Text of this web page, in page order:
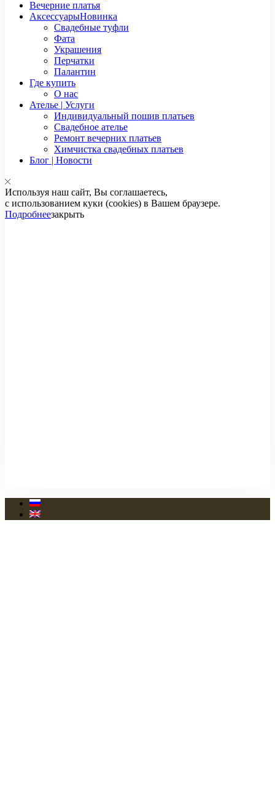
Вечерние платья
АксессуарыНовинка
Свадебные туфли
Фата
Украшения
Перчатки
Палантин
Где купить
О нас
Ателье | Услуги
Индивидуальный пошив платьев
Свадебное ателье
Ремонт вечерних платьев
Химчистка свадебных платьев
Блог | Новости
Используя наш сайт, Вы соглашаетесь,
с использованием куки (cookies) в Вашем браузере.
Подробнеезакрыть